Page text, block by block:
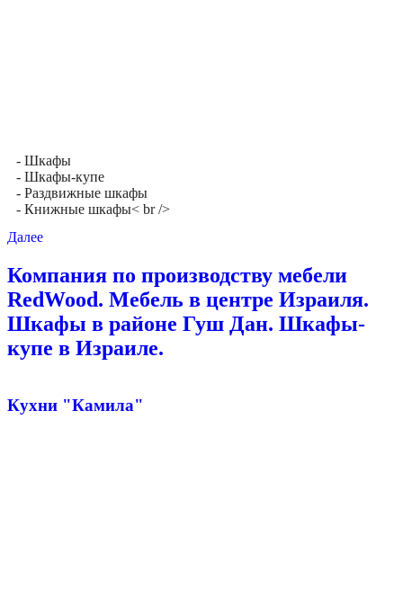
- Шкафы
- Шкафы-купе
- Раздвижные шкафы
- Книжные шкафы< br />
Далее
Компания по производству мебели
RedWood. Мебель в центре Израиля.
Шкафы в районе Гуш Дан. Шкафы-
купе в Израиле.
Кухни "Камила"